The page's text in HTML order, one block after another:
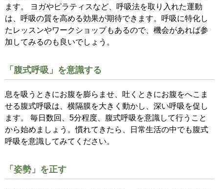
ます。 ヨガやピラティスなど、呼吸法を取り入れた運動
は、呼吸の質を高める効果が期待できます。呼吸に特化し
たレッスンやワークショップもあるので、機会があれば参
加してみるのも良いでしょう。
「腹式呼吸」を意識する
息を吸うときにお腹を膨らませ、吐くときにお腹をへこま
せる腹式呼吸は、横隔膜を大きく動かし、深い呼吸を促し
ます。 毎日数回、5分程度、腹式呼吸を意識して行うこと
から始めましょう。慣れてきたら、日常生活の中でも腹式
呼吸を意識してみてください。
「姿勢」を正す